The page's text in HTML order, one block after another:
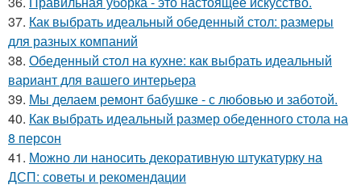
37. Как выбрать идеальный обеденный стол: размеры
для разных компаний
38. Обеденный стол на кухне: как выбрать идеальный
вариант для вашего интерьера
39. Мы делаем ремонт бабушке - с любовью и заботой.
40. Как выбрать идеальный размер обеденного стола на
8 персон
41. Можно ли наносить декоративную штукатурку на
ДСП: советы и рекомендации